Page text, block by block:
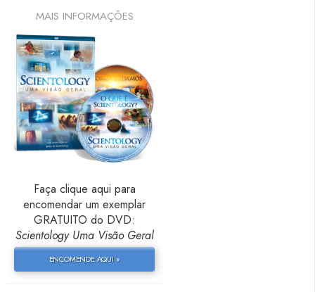
MAIS INFORMAÇÕES
Faça clique aqui para
encomendar um exemplar
GRATUITO do DVD:
Scientology Uma Visão Geral
ENCOMENDE AQUI »